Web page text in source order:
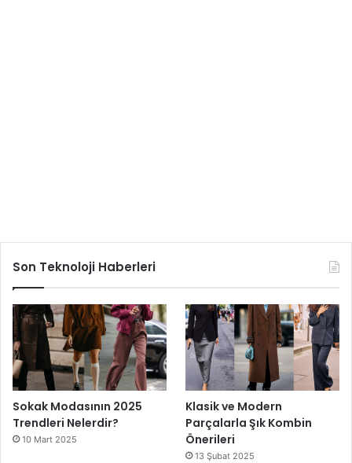
Son Teknoloji Haberleri
Sokak Modasının 2025
Trendleri Nelerdir?
10 Mart 2025
Klasik ve Modern
Parçalarla Şık Kombin
Önerileri
13 Şubat 2025